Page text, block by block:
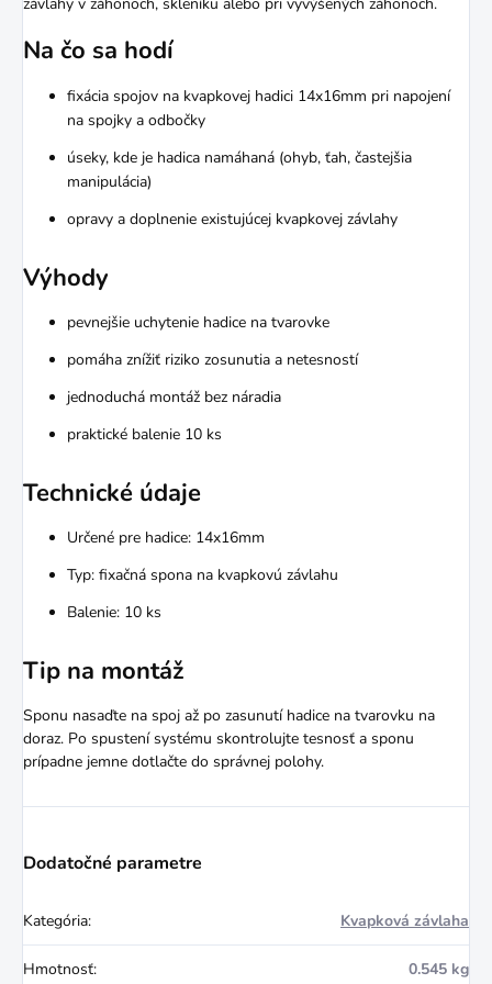
závlahy v záhonoch, skleníku alebo pri vyvýšených záhonoch.
Na čo sa hodí
fixácia spojov na kvapkovej hadici 14x16mm pri napojení
na spojky a odbočky
úseky, kde je hadica namáhaná (ohyb, ťah, častejšia
manipulácia)
opravy a doplnenie existujúcej kvapkovej závlahy
Výhody
pevnejšie uchytenie hadice na tvarovke
pomáha znížiť riziko zosunutia a netesností
jednoduchá montáž bez náradia
praktické balenie 10 ks
Technické údaje
Určené pre hadice: 14x16mm
Typ: fixačná spona na kvapkovú závlahu
Balenie: 10 ks
Tip na montáž
Sponu nasaďte na spoj až po zasunutí hadice na tvarovku na
doraz. Po spustení systému skontrolujte tesnosť a sponu
prípadne jemne dotlačte do správnej polohy.
Dodatočné parametre
Kategória: Kvapková závlaha
Hmotnosť: 0.545 kg